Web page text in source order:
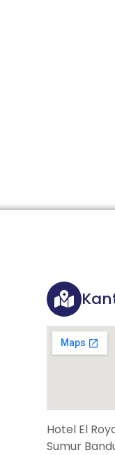
Hotel El
Sumur